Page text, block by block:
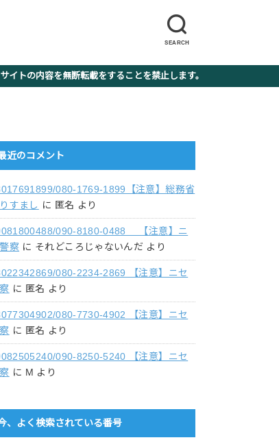
SEARCH
の内容を無断転載をすることを禁止します。
近のコメント
080-1769-1899【注意】総務省
すまし に 匿名 より
090-8180-0488 【注意】ニ
察 に それどころじゃないんだ より
080-2234-2869 【注意】ニセ
に 匿名 より
080-7730-4902 【注意】ニセ
に 匿名 より
090-8250-5240 【注意】ニセ
に M より
、よく検索されている番号